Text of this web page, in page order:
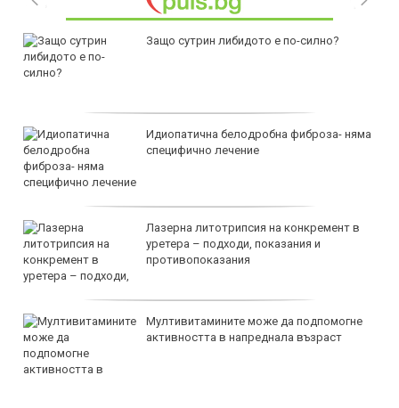
Защо сутрин либидото е по-силно?
Идиопатична белодробна фиброза- няма
специфично лечение
Лазерна литотрипсия на конкремент в
уретера – подходи, показания и
противопоказания
Мултивитамините може да подпомогне
активността в напреднала възраст